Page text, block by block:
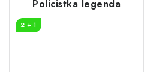
Policistka legenda
2 + 1